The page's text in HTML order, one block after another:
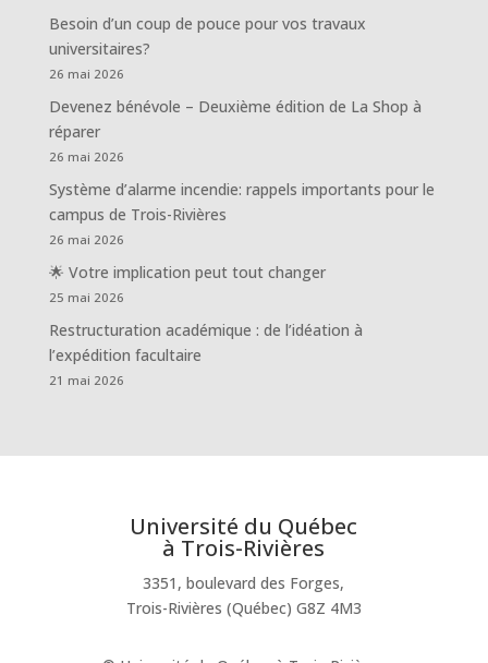
Besoin d’un coup de pouce pour vos travaux
universitaires?
26 mai 2026
Devenez bénévole – Deuxième édition de La Shop à
réparer
26 mai 2026
Système d’alarme incendie: rappels importants pour le
campus de Trois-Rivières
26 mai 2026
🌟 Votre implication peut tout changer
25 mai 2026
Restructuration académique : de l’idéation à
l’expédition facultaire
21 mai 2026
Université du Québec
à Trois-Rivières
3351, boulevard des Forges,
Trois-Rivières (Québec) G8Z 4M3